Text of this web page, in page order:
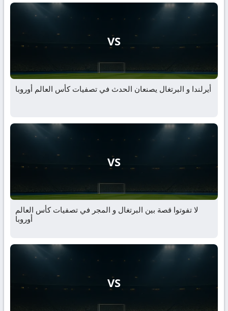
VS
أيرلندا و البرتغال يصنعان الحدث في تصفيات كأس العالم أوروبا
VS
لا تفوتوا قصة بين البرتغال و المجر في تصفيات كأس العالم
أوروبا
VS